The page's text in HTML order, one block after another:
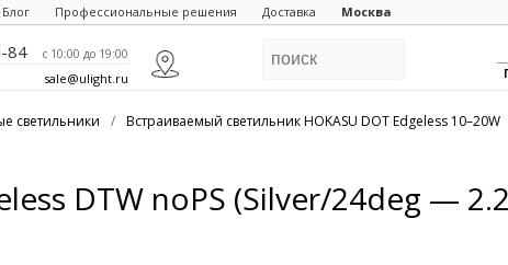
Блог Профессиональные решения Доставка Москва
84 c 10:00 до 19:00
sale@ulight.ru
светильники / Встраиваемый светильник HOKASU DOT Edgeless 10–20W
DTW noPS (Silver/24deg —